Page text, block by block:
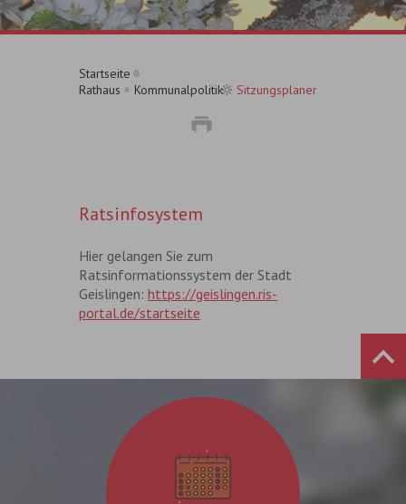
Startseite
Rathaus
Kommunalpolitik Sitzungsplaner
Ratsinfosystem
Hier gelangen Sie zum
Ratsinformationssystem der Stadt
Geislingen: https://geislingen.ris-
portal.de/startseite